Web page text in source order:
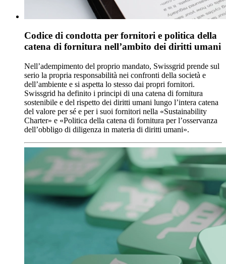
Codice di condotta per fornitori e politica della
catena di fornitura nell’ambito dei diritti umani
Nell’adempimento del proprio mandato, Swissgrid prende sul
serio la propria responsabilità nei confronti della società e
dell’ambiente e si aspetta lo stesso dai propri fornitori.
Swissgrid ha definito i principi di una catena di fornitura
sostenibile e del rispetto dei diritti umani lungo l’intera catena
del valore per sé e per i suoi fornitori nella «Sustainability
Charter» e «Politica della catena di fornitura per l’osservanza
dell’obbligo di diligenza in materia di diritti umani».